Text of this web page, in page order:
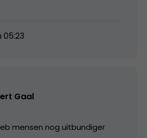
05:23
Gaal
mensen nog uitbundiger